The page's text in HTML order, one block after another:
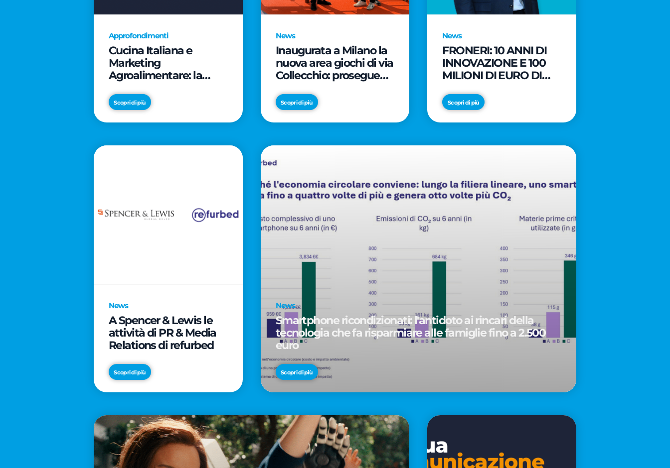
Approfondimenti
Cucina Italiana e
Marketing
Agroalimentare: la
milioni per trasformare
la tavola in asset
geopolitico
Scopri di più
News
Inaugurata a Milano la
nuova area giochi di via
Collecchio: prosegue
SmartCityLife per gli
spazi pubblici del
Municipio 8
Scopri di più
News
FRONERI: 10 ANNI DI
INNOVAZIONE E 100
MILIONI DI EURO DI
PER LO SVILUPPO DEL
MERCATO ITALIANO
DEL GELATO
Scopri di più
News
A Spencer & Lewis le
attività di PR & Media
Relations di refurbed
Scopri di più
News
Smartphone ricondizionati: l'antidoto ai rincari della
tecnologia che fa risparmiare alle famiglie fino a 2.500
euro
Scopri di più